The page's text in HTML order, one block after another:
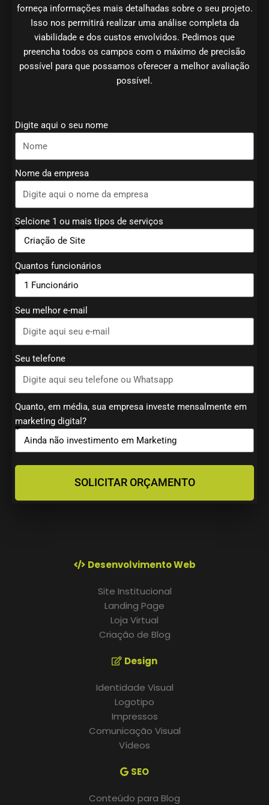
forneça informações mais detalhadas sobre o seu projeto.
Isso nos permitirá realizar uma análise completa da
viabilidade e dos custos envolvidos. Pedimos que
preencha todos os campos com o máximo de precisão
possível para que possamos oferecer a melhor avaliação
possível.
Digite aqui o seu nome
Nome da empresa
Selcione 1 ou mais tipos de serviços
Quantos funcionários
Seu melhor e-mail
Seu telefone
Quanto, em média, sua empresa investe mensalmente em
marketing digital?
SOLICITAR ORÇAMENTO
Desenvolvimento Web
Site Institucional
Landing Page
Loja Virtual
Criação de Blog
Design
Identidade Visual
Logotipo
Impressos
Comunicação Visual
Vídeos
SEO
Conteúdo para Blog